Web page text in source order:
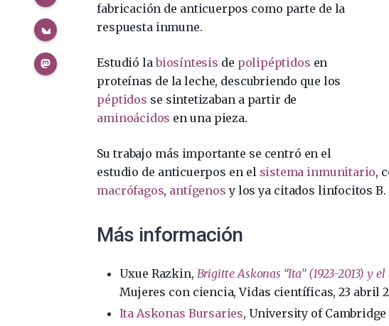
fabricación de anticuerpos como parte de la
respuesta inmune.
Estudió labiosíntesis de polipéptidos en
proteínas de la leche, descubriendo que los
péptidos se sintetizaban a partir de
aminoácidos en una pieza.
Su trabajo más importante se centró en el
estudio de anticuerpos en el sistema inmunitario,
macrófagos, antígenos y los ya citados linfocitos B.
Más información
Uxue Razkin, Brigitte Askonas “Ita” (1923-2013) y
Mujeres con ciencia, Vidas científicas, 23 abril
Ita Askonas Bursaries, University of Cambridge